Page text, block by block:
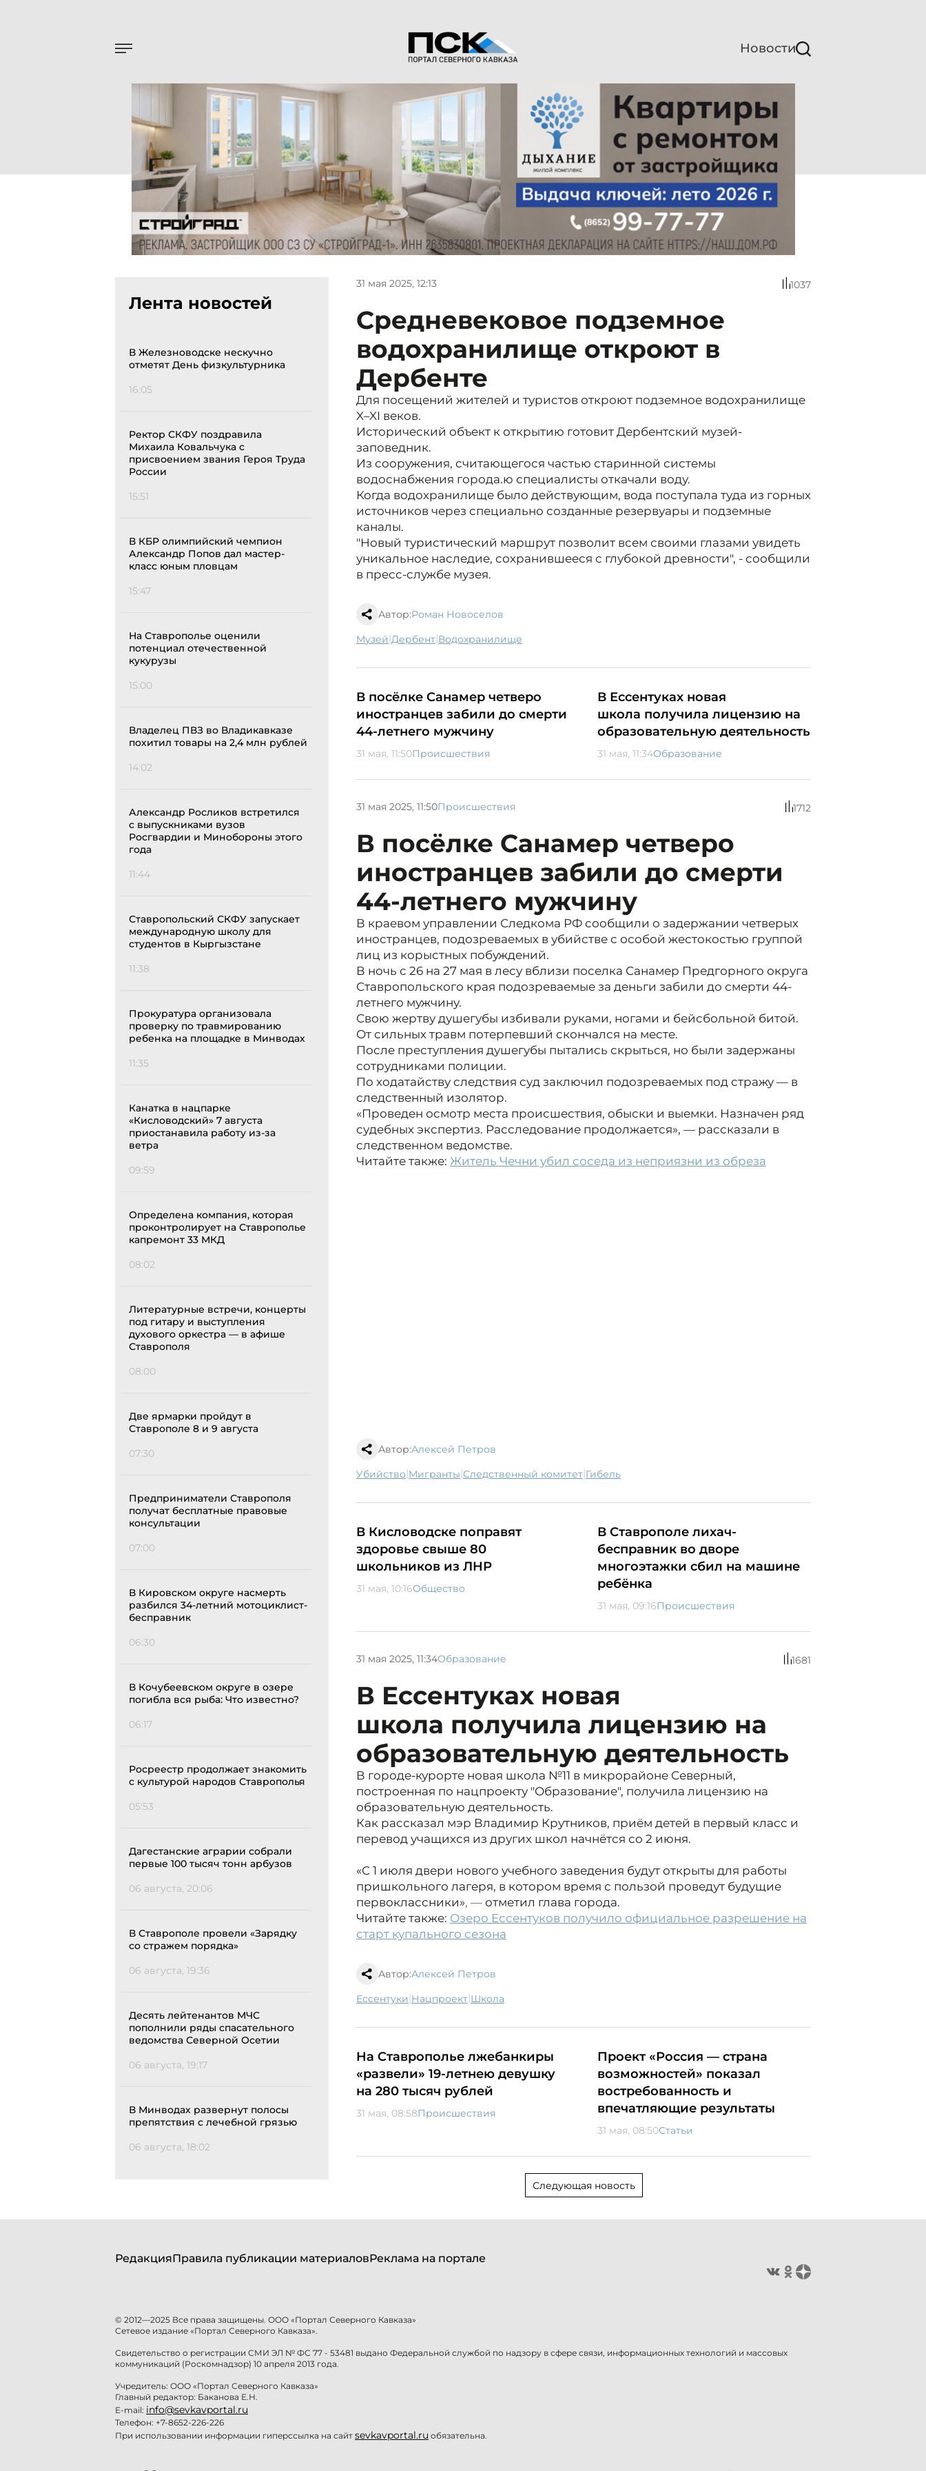
Новости
Лента новостей
В Железноводске нескучно
отметят День физкультурника
16:05
Ректор СКФУ поздравила
Михаила Ковальчука с
присвоением звания Героя Труда
России
15:51
В КБР олимпийский чемпион
Александр Попов дал мастер-
класс юным пловцам
15:47
На Ставрополье оценили
потенциал отечественной
кукурузы
15:00
Владелец ПВЗ во Владикавказе
похитил товары на 2,4 млн рублей
14:02
Александр Росликов встретился
с выпускниками вузов
Росгвардии и Минобороны этого
года
11:44
Ставропольский СКФУ запускает
международную школу для
студентов в Кыргызстане
11:38
Прокуратура организовала
проверку по травмированию
ребенка на площадке в Минводах
11:35
Канатка в нацпарке
«Кисловодский» 7 августа
приостанавила работу из-за
ветра
09:59
Определена компания, которая
проконтролирует на Ставрополье
капремонт 33 МКД
08:02
Литературные встречи, концерты
под гитару и выступления
духового оркестра — в афише
Ставрополя
08:00
Две ярмарки пройдут в
Ставрополе 8 и 9 августа
07:30
Предприниматели Ставрополя
получат бесплатные правовые
консультации
07:00
В Кировском округе насмерть
разбился 34-летний мотоциклист-
бесправник
06:30
В Кочубеевском округе в озере
погибла вся рыба: Что известно?
06:17
Росреестр продолжает знакомить
с культурой народов Ставрополья
05:53
Дагестанские аграрии собрали
первые 100 тысяч тонн арбузов
06 августа, 20:06
В Ставрополе провели «Зарядку
со стражем порядка»
06 августа, 19:36
Десять лейтенантов МЧС
пополнили ряды спасательного
ведомства Северной Осетии
06 августа, 19:17
В Минводах развернут полосы
препятствия с лечебной грязью
06 августа, 18:02
31 мая 2025, 12:13 1037
Средневековое подземное
водохранилище откроют в
Дербенте
Для посещений жителей и туристов откроют подземное водохранилище
X–XI веков.
Исторический объект к открытию готовит Дербентский музей-
заповедник.
Из сооружения, считающегося частью старинной системы
водоснабжения города.ю специалисты откачали воду.
Когда водохранилище было действующим, вода поступала туда из горных
источников через специально созданные резервуары и подземные
каналы.
"Новый туристический маршрут позволит всем своими глазами увидеть
уникальное наследие, сохранившееся с глубокой древности", - сообщили
в пресс-службе музея.
Автор:Роман Новоселов
музей| Дербент| водохранилище
В посёлке Санамер четверо
иностранцев забили до смерти
44-летнего мужчину
31 мая, 11:50Происшествия
В Ессентуках новая
школа получила лицензию на
образовательную деятельность
31 мая, 11:34Образование
31 мая 2025, 11:50Происшествия 1712
В посёлке Санамер четверо
иностранцев забили до смерти
44-летнего мужчину
В краевом управлении Следкома РФ сообщили о задержании четверых
иностранцев, подозреваемых в убийстве с особой жестокостью группой
лиц из корыстных побуждений.
В ночь с 26 на 27 мая в лесу вблизи поселка Санамер Предгорного округа
Ставропольского края подозреваемые за деньги забили до смерти 44-
летнего мужчину.
Свою жертву душегубы избивали руками, ногами и бейсбольной битой.
От сильных травм потерпевший скончался на месте.
После преступления душегубы пытались скрыться, но были задержаны
сотрудниками полиции.
По ходатайству следствия суд заключил подозреваемых под стражу — в
следственный изолятор.
«Проведен осмотр места происшествия, обыски и выемки. Назначен ряд
судебных экспертиз. Расследование продолжается», — рассказали в
следственном ведомстве.
Читайте также: Житель Чечни убил соседа из неприязни из обреза
Автор:Алексей Петров
убийство| мигранты| следственный комитет| гибель
В Кисловодске поправят
здоровье свыше 80
школьников из ЛНР
31 мая, 10:16Общество
В Ставрополе лихач-
бесправник во дворе
многоэтажки сбил на машине
ребёнка
31 мая, 09:16Происшествия
31 мая 2025, 11:34Образование 1681
В Ессентуках новая
школа получила лицензию на
образовательную деятельность
В городе-курорте новая школа №11 в микрорайоне Северный,
построенная по нацпроекту "Образование", получила лицензию на
образовательную деятельность.
Как рассказал мэр Владимир Крутников, приём детей в первый класс и
перевод учащихся из других школ начнётся со 2 июня.
«С 1 июля двери нового учебного заведения будут открыты для работы
пришкольного лагеря, в котором время с пользой проведут будущие
первоклассники», — отметил глава города.
Читайте также: Озеро Ессентуков получило официальное разрешение на
старт купального сезона
Автор:Алексей Петров
Ессентуки| нацпроект| школа
На Ставрополье лжебанкиры
«развели» 19-летнею девушку
на 280 тысяч рублей
31 мая, 08:58Происшествия
Проект «Россия — страна
возможностей» показал
востребованность и
впечатляющие результаты
31 мая, 08:50Статьи
Следующая новость
РедакцияПравила публикации материаловРеклама на портале
© 2012—2025 Все права защищены. ООО «Портал Северного Кавказа»
Сетевое издание «Портал Северного Кавказа».
Свидетельство о регистрации СМИ ЭЛ № ФС 77 - 53481 выдано Федеральной службой по надзору в сфере связи, информационных технологий и массовых
коммуникаций (Роскомнадзор) 10 апреля 2013 года.
Учредитель: ООО «Портал Северного Кавказа»
Главный редактор: Баканова Е.Н.
E-mail: info@sevkavportal.ru
Телефон: +7-8652-226-226
При использовании информации гиперссылка на сайт sevkavportal.ru обязательна.